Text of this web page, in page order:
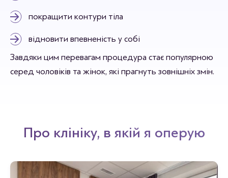
покращити контури тіла
відновити впевненість у собі
Завдяки цим перевагам процедура стає популярною
серед чоловіків та жінок, які прагнуть зовнішніх змін.
Про клініку, в якій я оперую